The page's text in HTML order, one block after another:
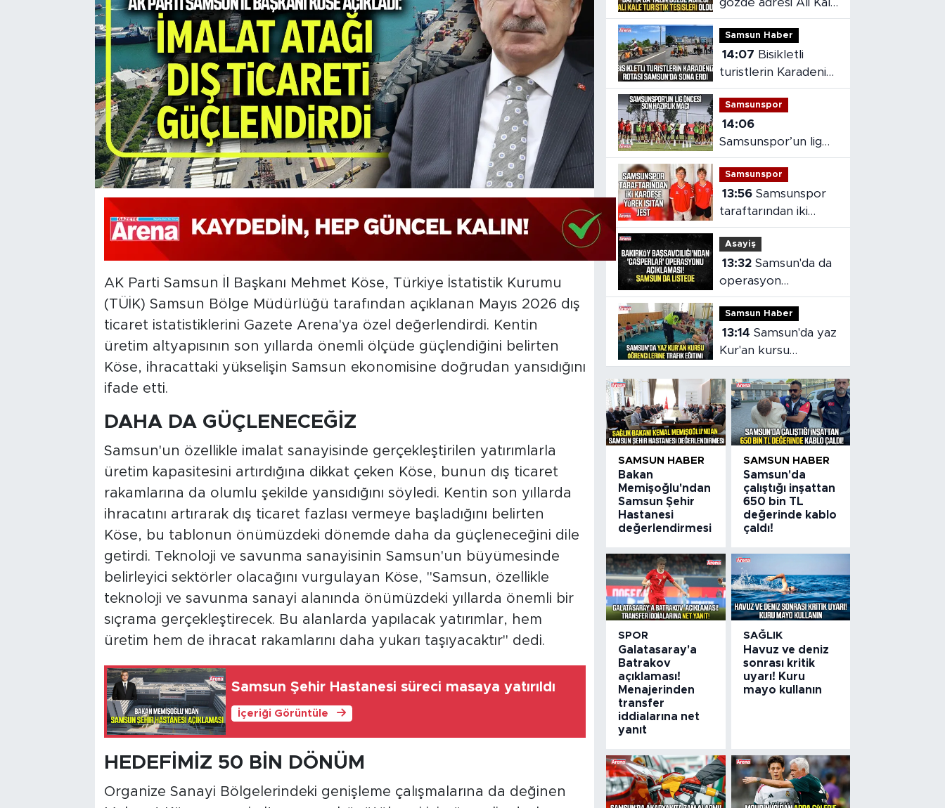
AK Parti Samsun İl Başkanı Mehmet Köse, Türkiye İstatistik Kurumu
(TÜİK) Samsun Bölge Müdürlüğü tarafından açıklanan Mayıs 2026 dış
ticaret istatistiklerini Gazete Arena'ya özel değerlendirdi. Kentin
üretim altyapısının son yıllarda önemli ölçüde güçlendiğini belirten
Köse, ihracattaki yükselişin Samsun ekonomisine doğrudan yansıdığını
ifade etti.
DAHA DA GÜÇLENECEĞİZ
Samsun'un özellikle imalat sanayisinde gerçekleştirilen yatırımlarla
üretim kapasitesini artırdığına dikkat çeken Köse, bunun dış ticaret
rakamlarına da olumlu şekilde yansıdığını söyledi. Kentin son yıllarda
ihracatını artırarak dış ticaret fazlası vermeye başladığını belirten
Köse, bu tablonun önümüzdeki dönemde daha da güçleneceğini dile
getirdi. Teknoloji ve savunma sanayisinin Samsun'un büyümesinde
belirleyici sektörler olacağını vurgulayan Köse, "Samsun, özellikle
teknoloji ve savunma sanayi alanında önümüzdeki yıllarda önemli bir
sıçrama gerçekleştirecek. Bu alanlarda yapılacak yatırımlar, hem
üretim hem de ihracat rakamlarını daha yukarı taşıyacaktır" dedi.
Samsun Şehir Hastanesi süreci masaya yatırıldı
İçeriği Görüntüle
HEDEFİMİZ 50 BİN DÖNÜM
Organize Sanayi Bölgelerindeki genişleme çalışmalarına da değinen
gözde adresi Ali Kale
Turistik Tesisleri
Samsun Haber
14:07
turistlerin Karadeniz
rotası Samsun'da
sona erdi
Samsunspor
14:06
Samsunspor’un lig
öncesi son hazırlık
maçı
Samsunspor
13:56 Samsunspor
taraftarından iki
kardeşe yürek ısıtan
jest
Asayiş
13:32 Samsun'da da
operasyon
yapılmıştı! 149
şüpheliye dava
Samsun Haber
13:14 Samsun'da yaz
Kur'an kursu
öğrencilerine trafik
eğitimi
SAMSUN HABER
Bakan
Memişoğlu'ndan
Samsun Şehir
Hastanesi
değerlendirmesi
SAMSUN HABER
Samsun'da
çalıştığı inşattan
650 bin TL
değerinde kablo
çaldı!
SPOR
Galatasaray'a
Batrakov
açıklaması!
Menajerinden
transfer
iddialarına net
yanıt
SAĞLIK
Havuz ve deniz
sonrası kritik
uyarı! Kuru
mayo kullanın